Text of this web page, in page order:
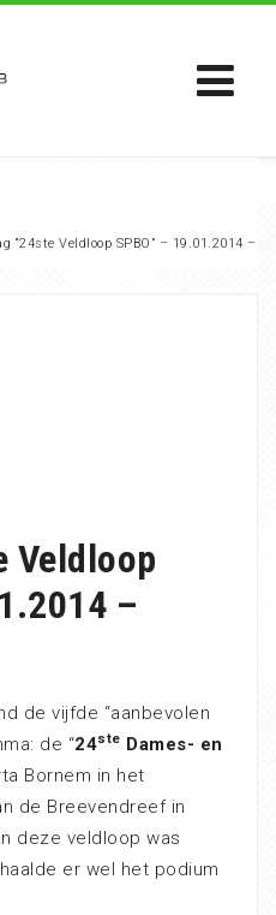
“24ste Veldloop SPBO” – 19.01.2014 –
Veldloop
–
de vijfde “aanbevolen
de “24ste Dames- en
Bornem in het
de Breevendreef in
deze veldloop was
er wel het podium